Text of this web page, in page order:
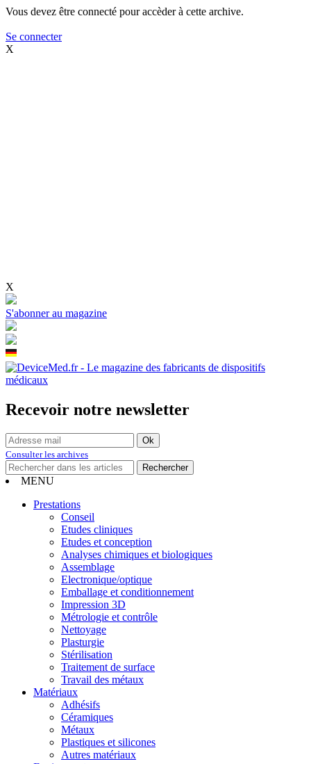
Vous devez être connecté pour accèder à cette archive.
Se connecter
X
X
S'abonner au magazine
Recevoir notre newsletter
Consulter les archives
MENU
Prestations
Conseil
Etudes cliniques
Etudes et conception
Analyses chimiques et biologiques
Assemblage
Electronique/optique
Emballage et conditionnement
Impression 3D
Métrologie et contrôle
Nettoyage
Plasturgie
Stérilisation
Traitement de surface
Travail des métaux
Matériaux
Adhésifs
Céramiques
Métaux
Plastiques et silicones
Autres matériaux